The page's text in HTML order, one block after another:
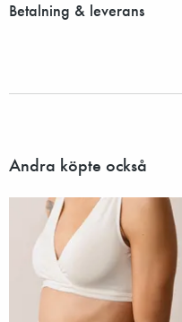
Betalning & leverans
Andra köpte också